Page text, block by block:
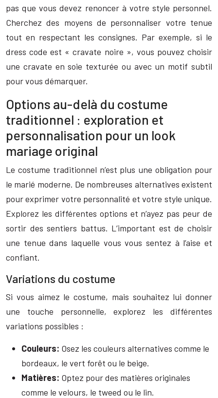
pas que vous devez renoncer à votre style personnel.
Cherchez des moyens de personnaliser votre tenue
tout en respectant les consignes. Par exemple, si le
dress code est « cravate noire », vous pouvez choisir
une cravate en soie texturée ou avec un motif subtil
pour vous démarquer.
Options au-delà du costume
traditionnel : exploration et
personnalisation pour un look
mariage original
Le costume traditionnel n’est plus une obligation pour
le marié moderne. De nombreuses alternatives existent
pour exprimer votre personnalité et votre style unique.
Explorez les différentes options et n’ayez pas peur de
sortir des sentiers battus. L’important est de choisir
une tenue dans laquelle vous vous sentez à l’aise et
confiant.
Variations du costume
Si vous aimez le costume, mais souhaitez lui donner
une touche personnelle, explorez les différentes
variations possibles :
Couleurs: Osez les couleurs alternatives comme le
bordeaux, le vert forêt ou le beige.
Matières: Optez pour des matières originales
comme le velours, le tweed ou le lin.